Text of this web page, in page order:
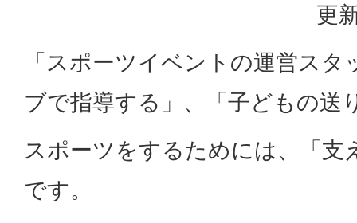
更
「スポーツイベントの運営ス
ブで指導する」、「子どもの
スポーツをするためには、「支
です。